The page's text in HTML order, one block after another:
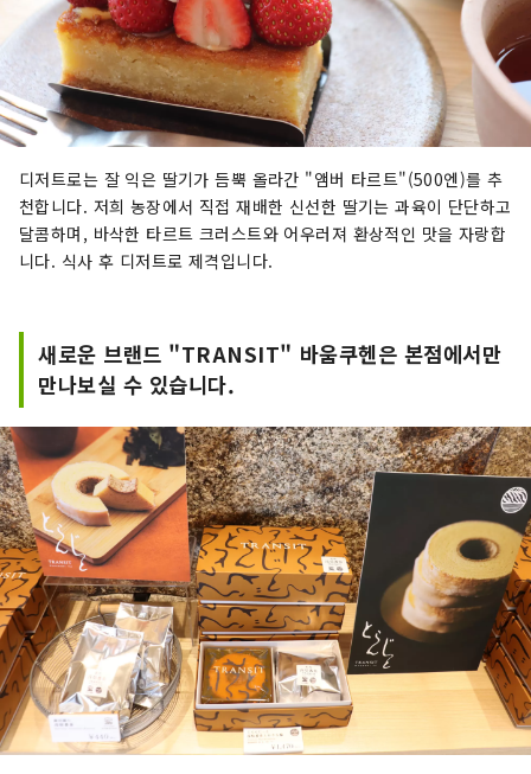
디저트로는 잘 익은 딸기가 듬뿍 올라간 "앰버 타르트"(500엔)를 추
천합니다. 저희 농장에서 직접 재배한 신선한 딸기는 과육이 단단하고
달콤하며, 바삭한 타르트 크러스트와 어우러져 환상적인 맛을 자랑합
니다. 식사 후 디저트로 제격입니다.
새로운 브랜드 "TRANSIT" 바움쿠헨은 본점에서만
만나보실 수 있습니다.